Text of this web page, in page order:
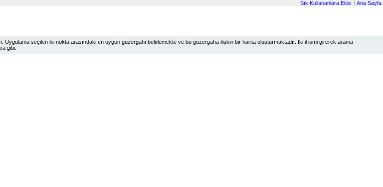
Sık Kullananlara Ekle | Ana Sayfa
seçilen iki nokta arasındaki en uygun güzergahı belirlemekte ve bu güzergaha ilişkin bir harita oluşturmaktadır. İki il ismi girerek arama
gibi.